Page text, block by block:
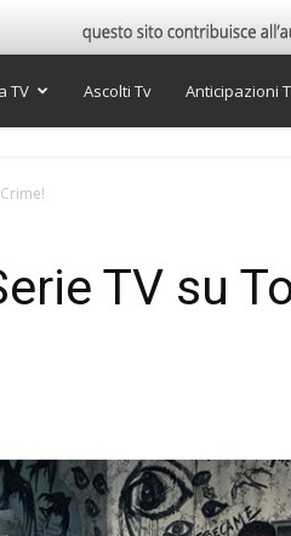
TV Ascolti Tv Anticipazioni
TV su